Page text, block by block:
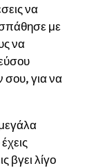
να
με
να
σου, για να
βγει λίγο